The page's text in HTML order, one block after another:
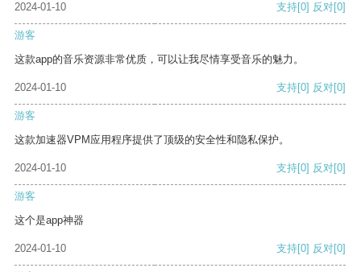
2024-01-10 支持[0] 反对[0]
游客
这款app的音乐资源非常优质，可以让我尽情享受音乐的魅力。
2024-01-10 支持[0] 反对[0]
游客
这款加速器VPM应用程序提供了顶级的安全性和隐私保护。
2024-01-10 支持[0] 反对[0]
游客
这个是app神器
2024-01-10 支持[0] 反对[0]